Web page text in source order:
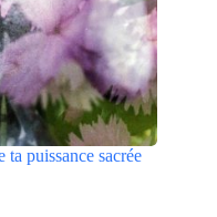
puissance sacrée